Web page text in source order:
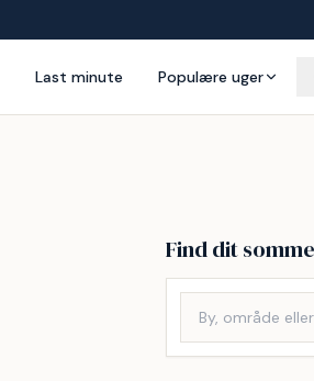
Last minute Populære uger
Find dit